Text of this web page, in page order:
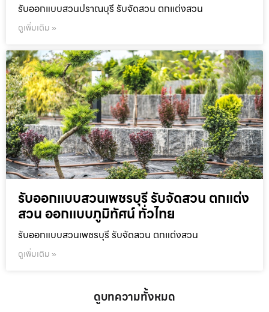
รับออกแบบสวนปราณบุรี รับจัดสวน ตกแต่งสวน
ดูเพิ่มเติม »
รับออกแบบสวนเพชรบุรี รับจัดสวน ตกแต่ง
สวน ออกแบบภูมิทัศน์ ทั่วไทย
รับออกแบบสวนเพชรบุรี รับจัดสวน ตกแต่งสวน
ดูเพิ่มเติม »
ดูบทความทั้งหมด